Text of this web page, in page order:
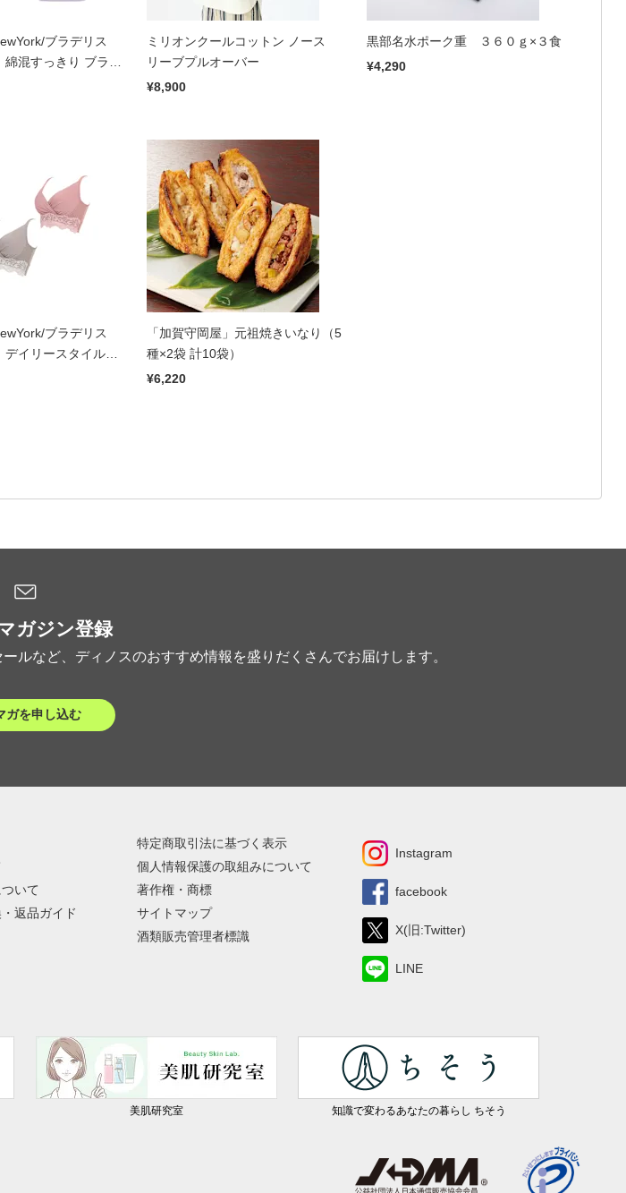
ブラデリス
綿混すっきり ブラ
ミリオンクールコットン ノース
リーブプルオーバー
¥8,900
黒部名水ポーク重 ３６０ｇ×３食
¥4,290
ブラデリス
イリースタイルメ
「加賀守岡屋」元祖焼きいなり（5
種×2袋 計10袋）
¥6,220
ガジン登録
ルなど、ディノスのおすすめ情報を盛りだくさんでお届けします。
ガを申し込む
いて
返品ガイド
特定商取引法に基づく表示
個人情報保護の取組みについて
著作権・商標
サイトマップ
酒類販売管理者標識
Instagram
facebook
X(旧:Twitter)
LINE
美肌研究室 知識で変わるあなたの暮らし ちそう